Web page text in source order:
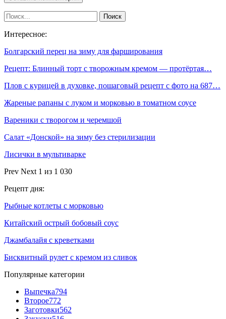
Интересное:
Болгарский перец на зиму для фарширования
Рецепт: Блинный торт с творожным кремом — протёртая…
Плов с курицей в духовке, пошаговый рецепт с фото на 687…
Жареные рапаны с луком и морковью в томатном соусе
Вареники с творогом и черемшой
Салат «Донской» на зиму без стерилизации
Лисички в мультиварке
Prev Next 1 из 1 030
Рецепт дня:
Рыбные котлеты с морковью
Китайский острый бобовый соус
Джамбалайя с креветками
Бисквитный рулет с кремом из сливок
Популярные категории
Выпечка794
Второе772
Заготовки562